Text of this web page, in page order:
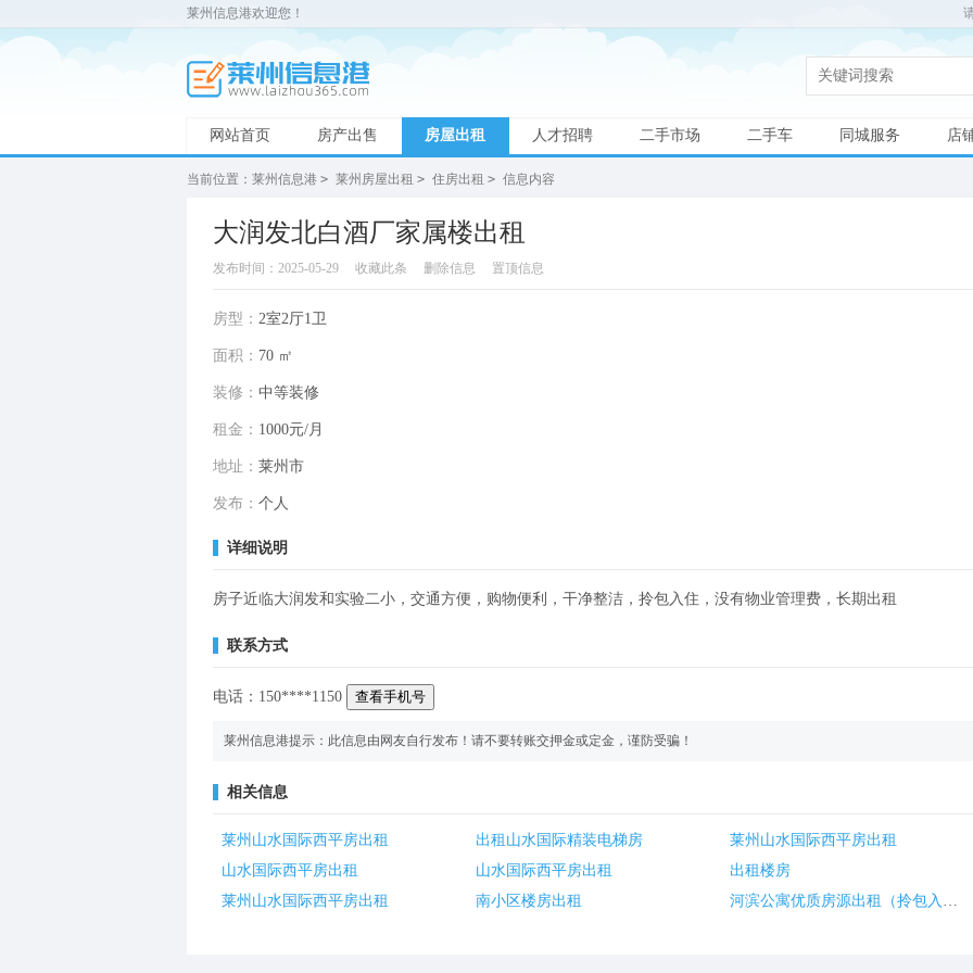
莱州信息港欢迎您！
网站首页 房产出售 房屋出租 人才招聘 二手市场 二手车 同城服务 店
当前位置： 莱州信息港 > 莱州房屋出租 > 住房出租 > 信息内容
大润发北白酒厂家属楼出租
发布时间：2025-05-29 收藏此条 删除信息 置顶信息
房型： 2室2厅1卫
面积： 70 ㎡
装修： 中等装修
租金： 1000元/月
地址： 莱州市
发布： 个人
详细说明
房子近临大润发和实验二小，交通方便，购物便利，干净整洁，拎包入住，没有物业管理费，长期出租
联系方式
电话： 150****1150 查看手机号
莱州信息港提示：此信息由网友自行发布！请不要转账交押金或定金，谨防受骗！
相关信息
莱州山水国际西平房出租 出租山水国际精装电梯房
莱州山水国际西平房出租
山水国际西平房出租
山水国际西平房出租
出租楼房
莱州山水国际西平房出租
南小区楼房出租 河滨公寓优质房源出租（拎包入住）